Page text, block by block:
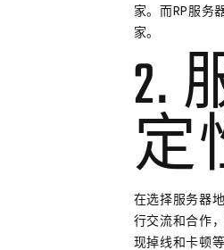
家。而RP服务
家。
2.
定
在选择服务器
行交流和合作
现掉线和卡顿